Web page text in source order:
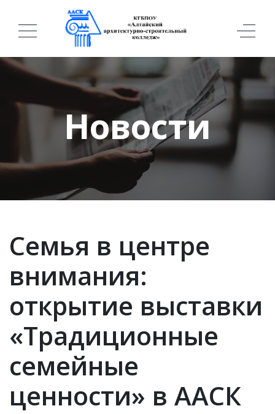
Новости
Семья в центре
внимания:
открытие выставки
«Традиционные
семейные
ценности» в ААСК